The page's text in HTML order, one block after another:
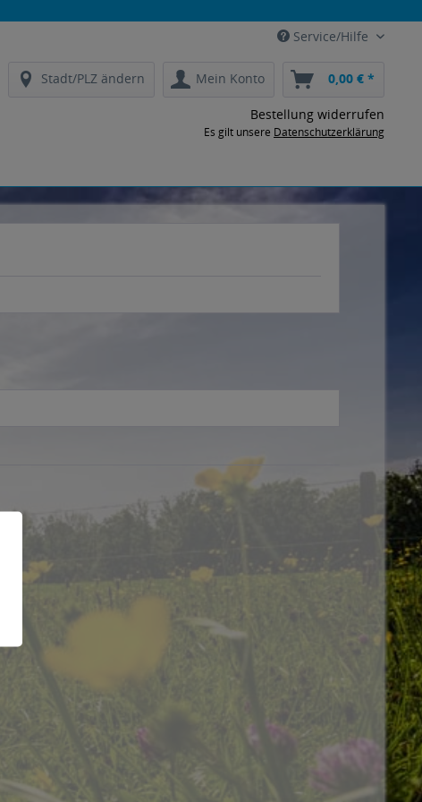
Service/Hilfe
Stadt/PLZ ändern Mein Konto 0,00 € *
Bestellung widerrufen
Es gilt unsere Datenschutzerklärung